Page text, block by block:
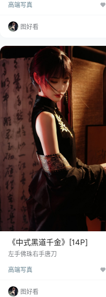
香的园林建筑，随便一拍都是民国
整个人都从旧时光里走出来了～
高端写真
图好看
《中式黑道千金》[14P]
左手佛珠右手唐刀
高端写真
图好看